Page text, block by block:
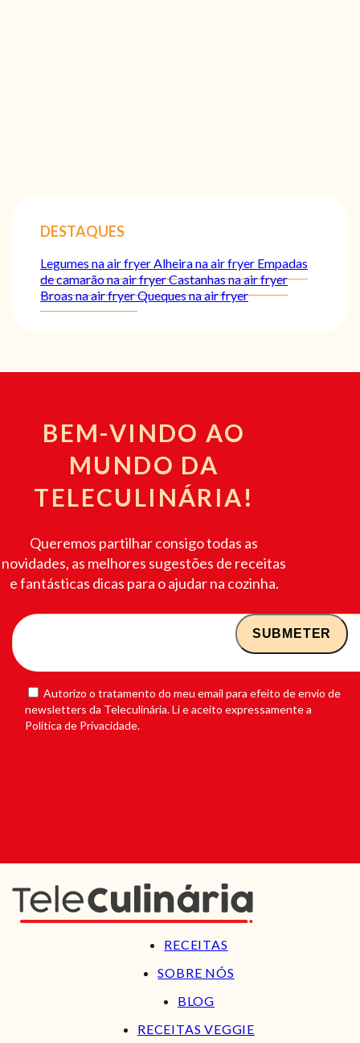
DESTAQUES
Legumes na air fryer Alheira na air fryer Empadas
de camarão na air fryerCastanhas na air fryer
Broas na air fryerQueques na air fryer
BEM-VINDO AO
MUNDO DA
TELECULINÁRIA!
Queremos partilhar consigo todas as
novidades, as melhores sugestões de receitas
e fantásticas dicas para o ajudar na cozinha.
Autorizo o tratamento do meu email para efeito de envio de
newsletters da Teleculinária. Li e aceito expressamente a
Política de Privacidade.
RECEITAS
SOBRE NÓS
BLOG
RECEITAS VEGGIE